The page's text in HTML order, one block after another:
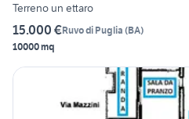
Terreno un ettaro
15.000 €Ruvo di Puglia (BA)
10000 mq